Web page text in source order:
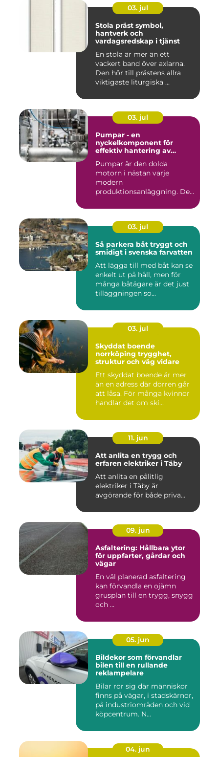
03. jul
Stola präst symbol,
hantverk och
vardagsredskap i tjänst
En stola är mer än ett
vackert band över axlarna.
Den hör till prästens allra
viktigaste liturgiska ...
03. jul
Pumpar - en
nyckelkomponent för
effektiv hantering av
Pumpar är den dolda
motorn i nästan varje
modern
produktionsanläggning. De
03. jul
Så parkera båt tryggt och
smidigt i svenska farvatten
Att lägga till med båt kan se
enkelt ut på håll, men för
många båtägare är det just
tilläggningen so...
03. jul
Skyddat boende
norrköping trygghet,
struktur och väg vidare
Ett skyddat boende är mer
än en adress där dörren går
att låsa. För många kvinnor
handlar det om ski...
11. jun
Att anlita en trygg och
erfaren elektriker i Täby
Att anlita en pålitlig
elektriker i Täby är
avgörande för både priva...
09. jun
Asfaltering: Hållbara ytor
för uppfarter, gårdar och
vägar
En väl planerad asfaltering
kan förvandla en ojämn
grusplan till en trygg, snygg
och ...
05. jun
Bildekor som förvandlar
bilen till en rullande
reklampelare
Bilar rör sig där människor
finns på vägar, i stadskärnor,
på industriområden och vid
köpcentrum. N...
04. jun